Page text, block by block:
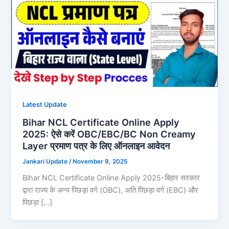
Latest Update
Bihar NCL Certificate Online Apply
2025: ऐसे करें OBC/EBC/BC Non Creamy
Layer प्रमाण पत्र के लिए ऑनलाइन आवेदन
Jankari Update /November 9, 2025
Bihar NCL Certificate Online Apply 2025-बिहार सरकार
द्वारा राज्य के अन्य पिछड़ा वर्ग (OBC), अति पिछड़ा वर्ग (EBC) और
पिछड़ा […]